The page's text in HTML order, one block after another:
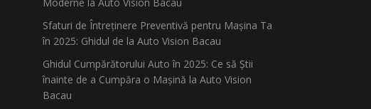
Sfaturi de Întreținere Preventivă pentru Mașina Ta
în 2025: Ghidul de la Auto Vision Bacau
Ghidul Cumpărătorului Auto în 2025: Ce să Știi
înainte de a Cumpăra o Mașină la Auto Vision
Bacau